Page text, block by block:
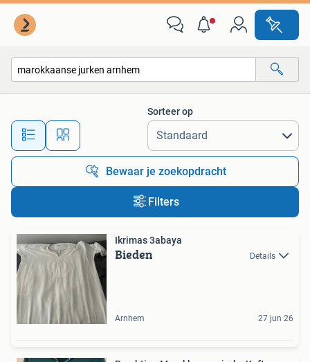
Alle afstanden…
Sorteer op
Bewaar je zoekopdracht
Filters
Ikrimas 3abaya
Bieden Details
Arnhem 27 jun 26